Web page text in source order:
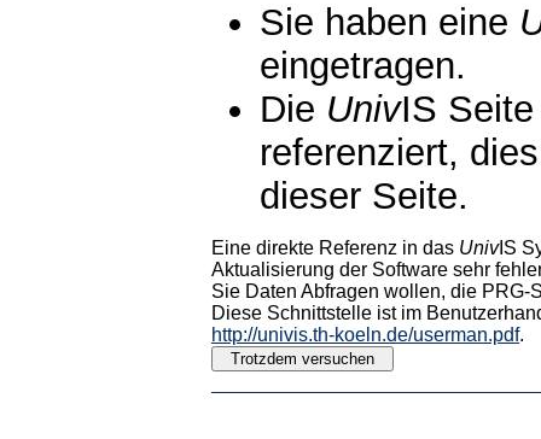
Sie haben eine
eingetragen.
Die UnivIS
referenziert,
dieser Seite.
Eine direkte Referenz in das UnivIS
Aktualisierung der Software sehr
Sie Daten Abfragen wollen, die PRG-
Diese Schnittstelle ist im
http://univis.th-koeln.de/userman.pdf.